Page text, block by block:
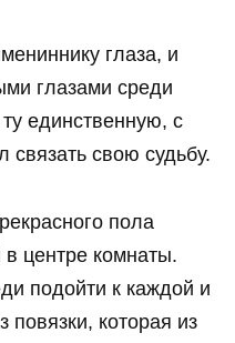
глаза, и
глазами среди
единственную, с
связать свою судьбу.
пола
центре комнаты.
подойти к каждой и
повязки, которая из